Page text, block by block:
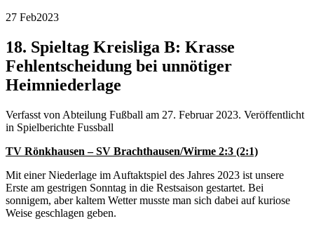
27 Feb2023
18. Spieltag Kreisliga B: Krasse
Fehlentscheidung bei unnötiger
Heimniederlage
Verfasst von Abteilung Fußball am 27. Februar 2023. Veröffentlicht
in Spielberichte Fussball
TV Rönkhausen – SV Brachthausen/Wirme 2:3 (2:1)
Mit einer Niederlage im Auftaktspiel des Jahres 2023 ist unsere
Erste am gestrigen Sonntag in die Restsaison gestartet. Bei
sonnigem, aber kaltem Wetter musste man sich dabei auf kuriose
Weise geschlagen geben.